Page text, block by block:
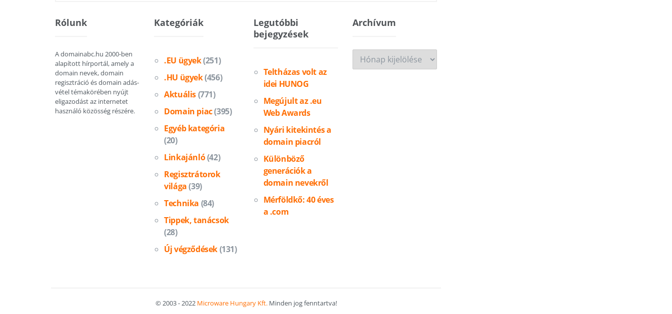
Rólunk
A domainabc.hu 2000-ben
alapított hírportál, amely a
domain nevek, domain
regisztráció és domain adás-
vétel témakörében nyújt
eligazodást az internetet
használó közösség részére.
Kategóriák
.EU ügyek(251)
.HU ügyek(456)
Aktuális(771)
Domain piac(395)
Egyéb kategória
(20)
Linkajánló(42)
Regisztrátorok
világa(39)
Technika (84)
Tippek, tanácsok
(28)
Új végződések(131)
Legutóbbi
bejegyzések
Teltházas volt az
idei HUNOG
Megújult az .eu
Web Awards
Nyári kitekintés a
domain piacról
Különböző
generációk a
domain nevekről
Mérföldkő: 40 éves
a .com
Archívum
© 2003 - 2022 Microware Hungary Kft.Minden jog fenntartva!